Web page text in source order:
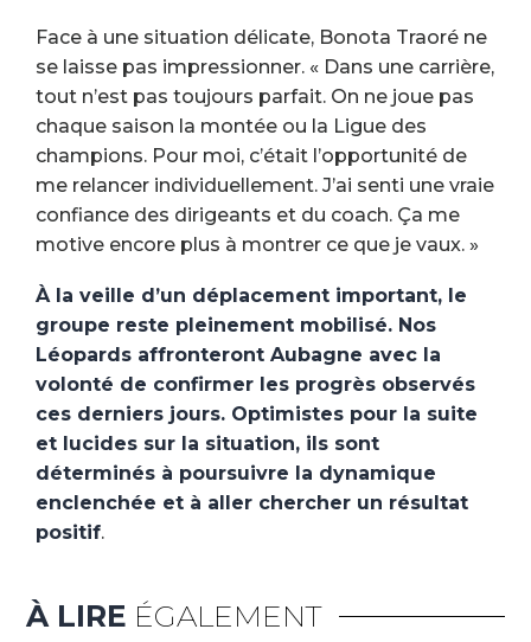
Face à une situation délicate, Bonota Traoré ne
se laisse pas impressionner. « Dans une carrière,
tout n’est pas toujours parfait. On ne joue pas
chaque saison la montée ou la Ligue des
champions. Pour moi, c’était l’opportunité de
me relancer individuellement. J’ai senti une vraie
confiance des dirigeants et du coach. Ça me
motive encore plus à montrer ce que je vaux. »
À la veille d’un déplacement important, le
groupe reste pleinement mobilisé. Nos
Léopards affronteront Aubagne avec la
volonté de confirmer les progrès observés
ces derniers jours. Optimistes pour la suite
et lucides sur la situation, ils sont
déterminés à poursuivre la dynamique
enclenchée et à aller chercher un résultat
positif.
À LIRE ÉGALEMENT